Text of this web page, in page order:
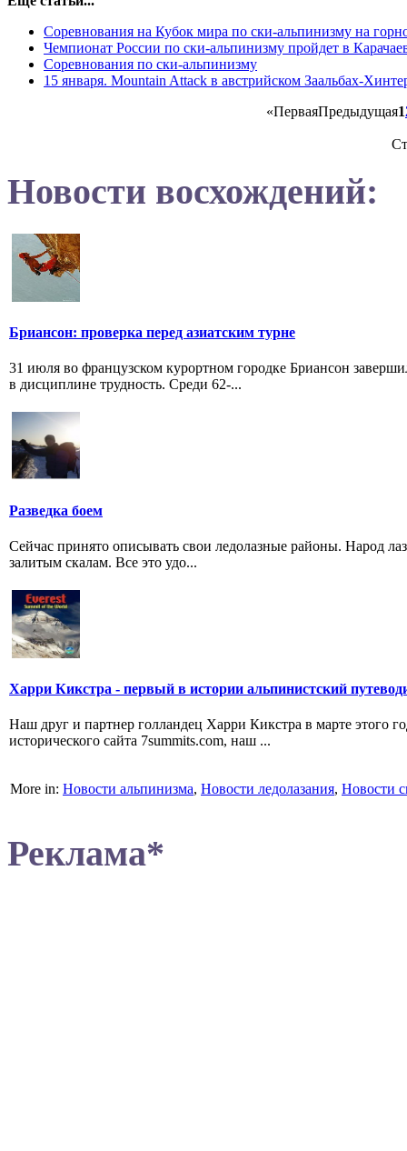
Соревнования на Кубок мира по ски-альпинизму на
Чемпионат России по ски-альпинизму пройдет в
Соревнования по ски-альпинизму
15 января. Mountain Attack в австрийском Заальбах-
«ПерваяПредыдущая1
Новости восхождений:
Бриансон: проверка перед азиатским турне
31 июля во французском курортном городке Бриансон
в дисциплине трудность. Среди 62-...
Разведка боем
Сейчас принято описывать свои ледолазные районы. Народ
залитым скалам. Все это удо...
Харри Кикстра - первый в истории альпинистский
Наш друг и партнер голландец Харри Кикстра в марте этого
исторического сайта 7summits.com, наш ...
More in: Новости альпинизма, Новости ледолазания, Новости
Реклама*